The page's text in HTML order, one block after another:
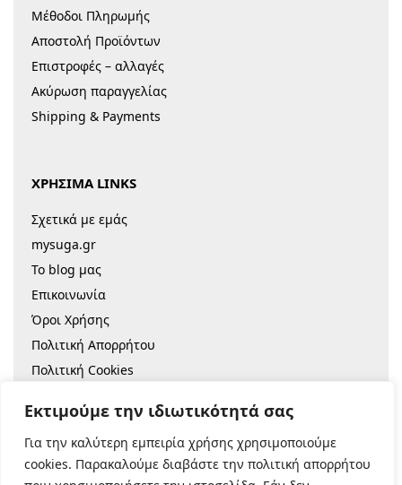
Εκτιμούμε την ιδιωτικότητά σας
Για την καλύτερη εμπειρία χρήσης χρησιμοποιούμε
cookies. Παρακαλούμε διαβάστε την πολιτική απορρήτου
Μέθοδοι Πληρωμής
Αποστολή Προϊόντων
Επιστροφές – αλλαγές
Ακύρωση παραγγελίας
Shipping & Payments
ΧΡΗΣΙΜΑ LINKS
Σχετικά με εμάς
mysuga.gr
Το blog μας
Επικοινωνία
Όροι Χρήσης
Πολιτική Απορρήτου
Πολιτική Cookies
© 2022 |Κατασκευή Eshop